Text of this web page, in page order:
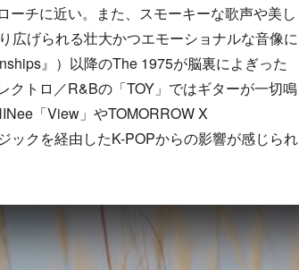
チに近い。また、スモーキーな歌声や美し
広げられる壮大かつエモーショナルな音像に
』）以降のThe 1975が脳裏によぎった
クトロ／R&Bの「TOY」ではギターが一切鳴
「View」やTOMORROW X
ックを経由したK-POPからの影響が感じられ